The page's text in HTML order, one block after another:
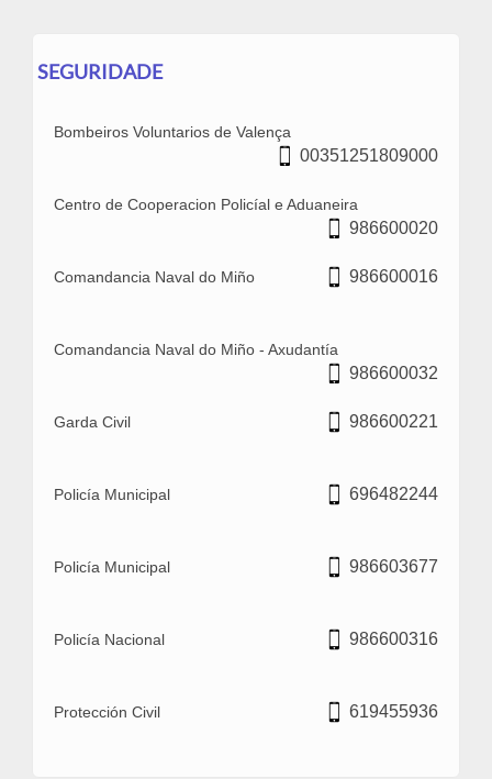
SEGURIDADE
Bombeiros Voluntarios de Valença
00351251809000
Centro de Cooperacion Policíal e Aduaneira
986600020
Comandancia Naval do Miño 986600016
Comandancia Naval do Miño - Axudantía
986600032
Garda Civil 986600221
Policía Municipal 696482244
Policía Municipal 986603677
Policía Nacional 986600316
Protección Civil 619455936